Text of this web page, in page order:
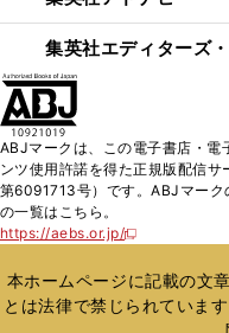
集英社エディターズ
ABJマークは、この電子書店・電
ンツ使用許諾を得た正規版配信
第6091713号）です。ABJマーク
の一覧はこちら。
https://aebs.or.jp/
新
い
ウ
ィ
本ホームページに記載の文
とは法律で禁じられていま